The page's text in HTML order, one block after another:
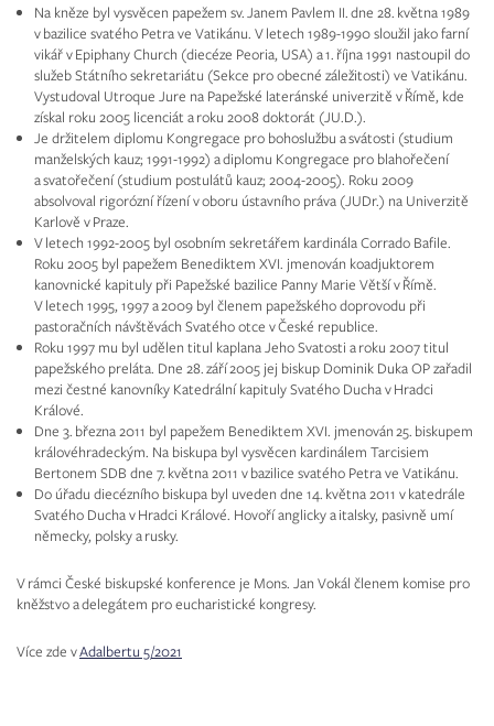
Na kněze byl vysvěcen papežem sv. Janem Pavlem II. dne 28. května 1989
v bazilice svatého Petra ve Vatikánu. V letech 1989-1990 sloužil jako farní
vikář v Epiphany Church (diecéze Peoria, USA) a 1. října 1991 nastoupil do
služeb Státního sekretariátu (Sekce pro obecné záležitosti) ve Vatikánu.
Vystudoval Utroque Jure na Papežské lateránské univerzitě v Římě, kde
získal roku 2005 licenciát a roku 2008 doktorát (JU.D.).
Je držitelem diplomu Kongregace pro bohoslužbu a svátosti (studium
manželských kauz; 1991-1992) a diplomu Kongregace pro blahořečení
a svatořečení (studium postulátů kauz; 2004-2005). Roku 2009
absolvoval rigorózní řízení v oboru ústavního práva (JUDr.) na Univerzitě
Karlově v Praze.
V letech 1992-2005 byl osobním sekretářem kardinála Corrado Bafile.
Roku 2005 byl papežem Benediktem XVI. jmenován koadjuktorem
kanovnické kapituly při Papežské bazilice Panny Marie Větší v Římě.
V letech 1995, 1997 a 2009 byl členem papežského doprovodu při
pastoračních návštěvách Svatého otce v České republice.
Roku 1997 mu byl udělen titul kaplana Jeho Svatosti a roku 2007 titul
papežského preláta. Dne 28. září 2005 jej biskup Dominik Duka OP zařadil
mezi čestné kanovníky Katedrální kapituly Svatého Ducha v Hradci
Králové.
Dne 3. března 2011 byl papežem Benediktem XVI. jmenován 25. biskupem
královéhradeckým. Na biskupa byl vysvěcen kardinálem Tarcisiem
Bertonem SDB dne 7. května 2011 v bazilice svatého Petra ve Vatikánu.
Do úřadu diecézního biskupa byl uveden dne 14. května 2011 v katedrále
Svatého Ducha v Hradci Králové. Hovoří anglicky a italsky, pasivně umí
německy, polsky a rusky.
V rámci České biskupské konference je Mons. Jan Vokál členem komise pro
kněžstvo a delegátem pro eucharistické kongresy.
Více zde vAdalbertu 5/2021